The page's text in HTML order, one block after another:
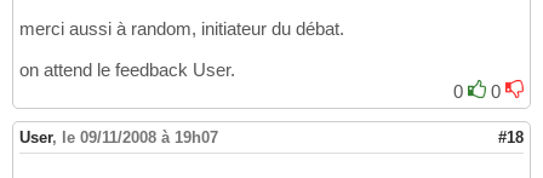
merci aussi à random, initiateur du débat.
on attend le feedback User.
0
0
User, le 09/11/2008 à 19h07 #18